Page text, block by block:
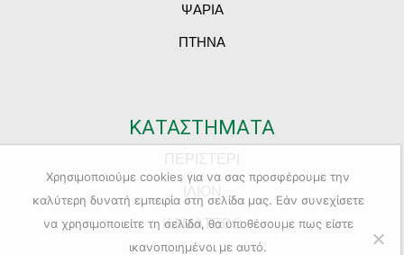
ΨΑΡΙΑ
ΠΤΗΝΑ
ΚΑΤΑΣΤΗΜΑΤΑ
ΚΑΜΑΤΕΡΟ
Χρησιμοποιούμε cookies για να σας προσφέρουμε την
καλύτερη δυνατή εμπειρία στη σελίδα μας. Εάν συνεχίσετε
να χρησιμοποιείτε τη σελίδα, θα υποθέσουμε πως είστε
ικανοποιημένοι με αυτό.